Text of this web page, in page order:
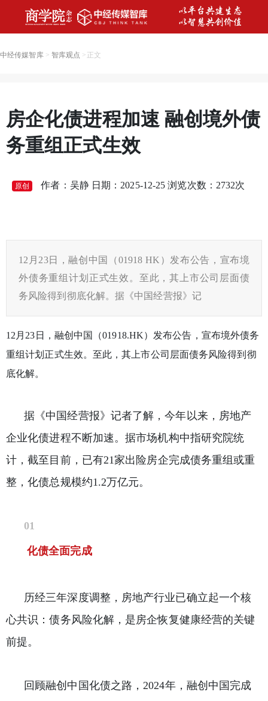
中经传媒智库> 智库观点 > 正文
房企化债进程加速 融创境外债
务重组正式生效
原创 作者：吴静 日期：2025-12-25 浏览次数： 2732次
12月23日，融创中国（01918 HK）发布公告，宣布境
外债务重组计划正式生效。至此，其上市公司层面债
务风险得到彻底化解。据《中国经营报》记
12月23日，融创中国（01918.HK）发布公告，宣布境外债务
重组计划正式生效。至此，其上市公司层面债务风险得到彻
底化解。
据《中国经营报》记者了解，今年以来，房地产
企业化债进程不断加速。据市场机构中指研究院统
计，截至目前，已有21家出险房企完成债务重组或重
整，化债总规模约1.2万亿元。
01
化债全面完成
历经三年深度调整，房地产行业已确立起一个核
心共识：债务风险化解，是房企恢复健康经营的关键
前提。
回顾融创中国化债之路，2024年，融创中国完成